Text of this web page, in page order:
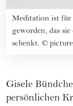
Meditation ist für
geworden, das
schenkt. ©
Gisele
persönlichen